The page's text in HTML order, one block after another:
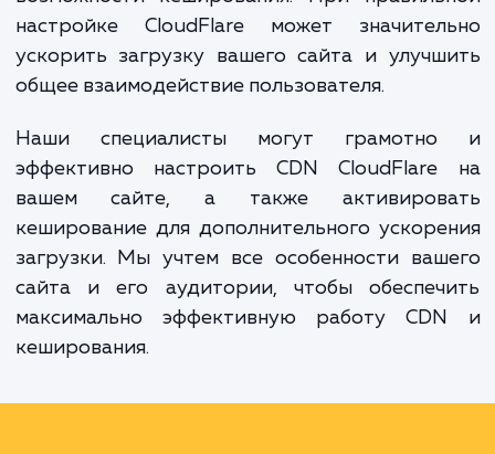
CloudFlare является одной из самых
CDN-сетей и предлагает ряд
преимуществ, включая защиту от DDoS-
бесплатные SSL-сертификаты и
возможности кеширования. При
настройке CloudFlare может
ускорить загрузку вашего сайта и
общее взаимодействие пользователя.
Наши специалисты могут
эффективно настроить CDN